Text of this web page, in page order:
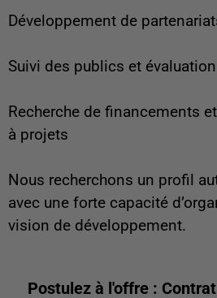
Développement de
Suivi des publics et
Recherche de financements
à projets
Nous recherchons un profil
avec une forte capacité
vision de développement.
Postulez à l'offre :